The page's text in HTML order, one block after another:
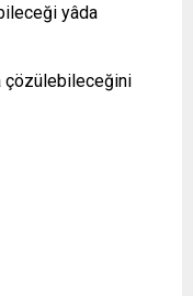
yâda
çözülebileceğini